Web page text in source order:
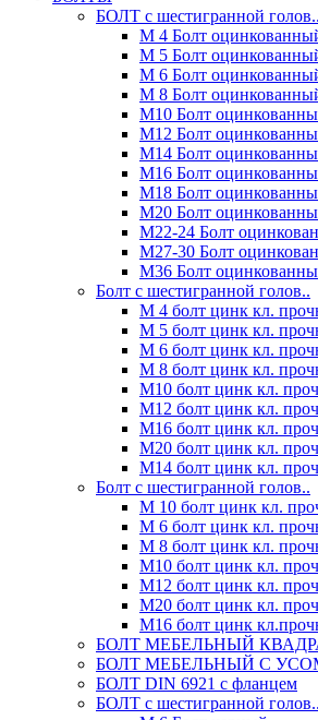
БОЛТ с шестигранной голов..
М 4 Болт
М 5 Болт
М 6 Болт
М 8 Болт
М10 Болт
М12 Болт
М14 Болт
М16 Болт
М18 Болт
М20 Болт
М22-24 Болт
М27-30 Болт
М36 Болт
Болт с шестигранной голов..
М 4 болт цинк кл.
М 5 болт цинк кл.
М 6 болт цинк кл.
М 8 болт цинк кл.
М10 болт цинк кл.
М12 болт цинк кл.
М16 болт цинк кл.
М20 болт цинк кл.
М14 болт цинк кл.
Болт с шестигранной голов..
М 10 болт цинк кл.
М 6 болт цинк кл.
М 8 болт цинк кл.
М10 болт цинк кл.
М12 болт цинк кл.
М20 болт цинк кл.
М16 болт цинк
БОЛТ МЕБЕЛЬНЫЙ
БОЛТ МЕБЕЛЬНЫЙ С
БОЛТ DIN 6921 c фланцем
БОЛТ с шестигранной голов..